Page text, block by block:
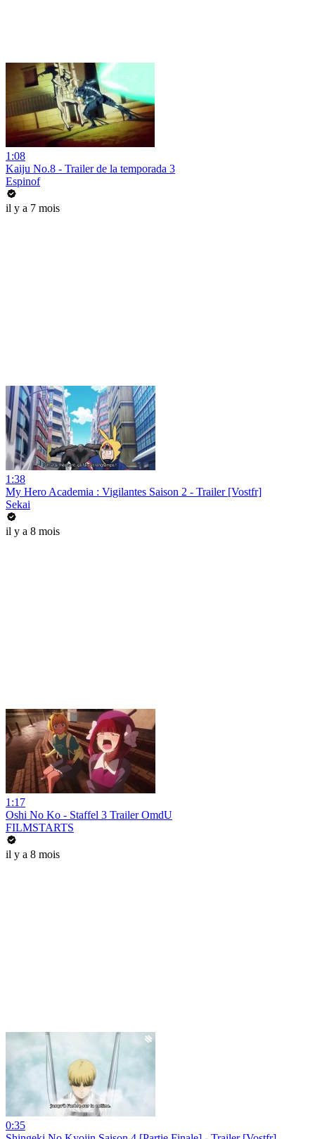
1:08
Kaiju No.8 - Trailer de la temporada 3
Espinof
il y a 7 mois
1:38
My Hero Academia : Vigilantes Saison 2 - Trailer [Vostfr]
Sekai
il y a 8 mois
1:17
Oshi No Ko - Staffel 3 Trailer OmdU
FILMSTARTS
il y a 8 mois
0:35